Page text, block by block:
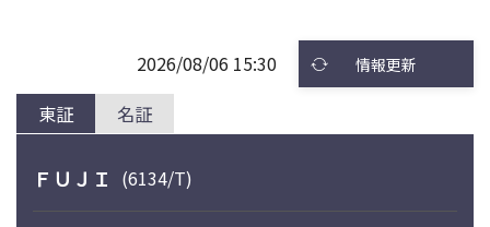
東証 名証
2026/08/06 15:30 情報更新
ＦＵＪＩ (6134/T)